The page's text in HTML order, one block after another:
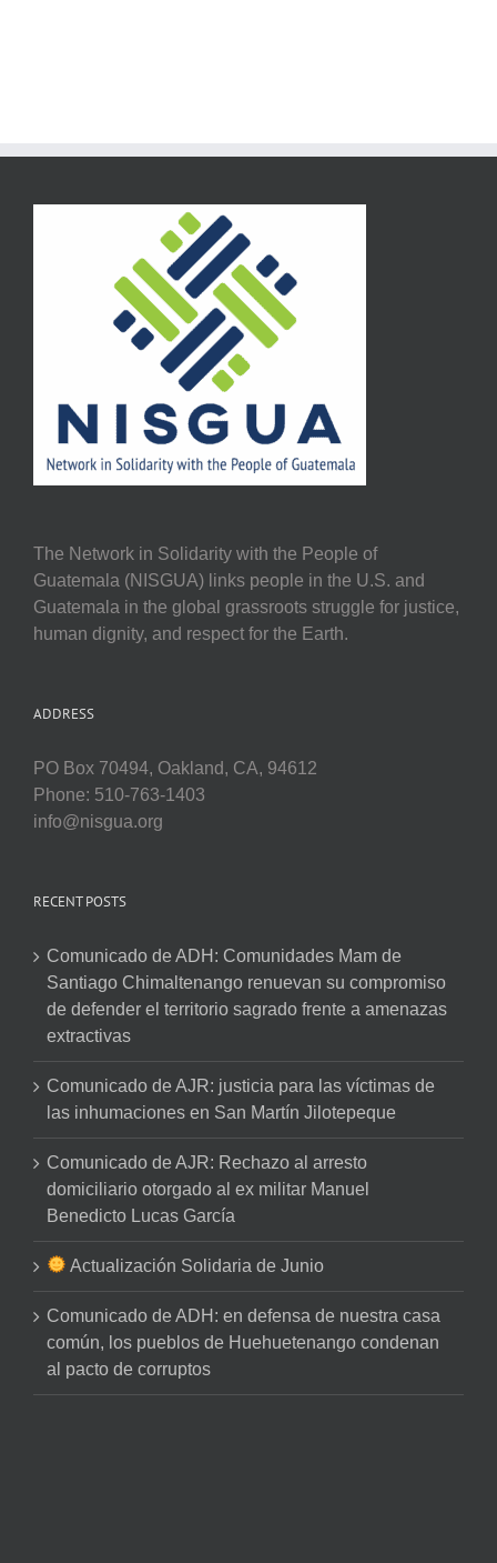
The Network in Solidarity with the People of
Guatemala (NISGUA) links people in the U.S. and
Guatemala in the global grassroots struggle for justice,
human dignity, and respect for the Earth.
ADDRESS
PO Box 70494, Oakland, CA, 94612
Phone: 510-763-1403
info@nisgua.org
RECENT POSTS
Comunicado de ADH: Comunidades Mam de
Santiago Chimaltenango renuevan su compromiso
de defender el territorio sagrado frente a amenazas
extractivas
Comunicado de AJR: justicia para las víctimas de
las inhumaciones en San Martín Jilotepeque
Comunicado de AJR: Rechazo al arresto
domiciliario otorgado al ex militar Manuel
Benedicto Lucas García
Actualización Solidaria de Junio
Comunicado de ADH: en defensa de nuestra casa
común, los pueblos de Huehuetenango condenan
al pacto de corruptos